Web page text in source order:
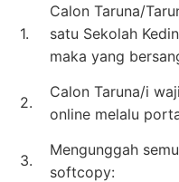
1.
Calon Taruna/
satu Sekolah
maka yang
2.
Calon Taruna/i
online melalu
3.
Mengunggah
softcopy: